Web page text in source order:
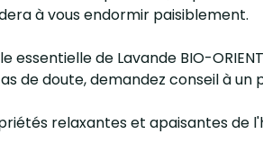
à vous endormir paisiblement.
essentielle de Lavande BIO-
de doute, demandez conseil à un
relaxantes et apaisantes de